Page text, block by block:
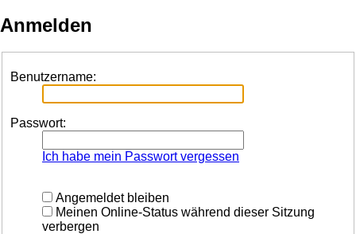
Anmelden
Benutzername:
Passwort:
Ich habe mein Passwort vergessen
Angemeldet bleiben
Meinen Online-Status während dieser Sitzung
verbergen